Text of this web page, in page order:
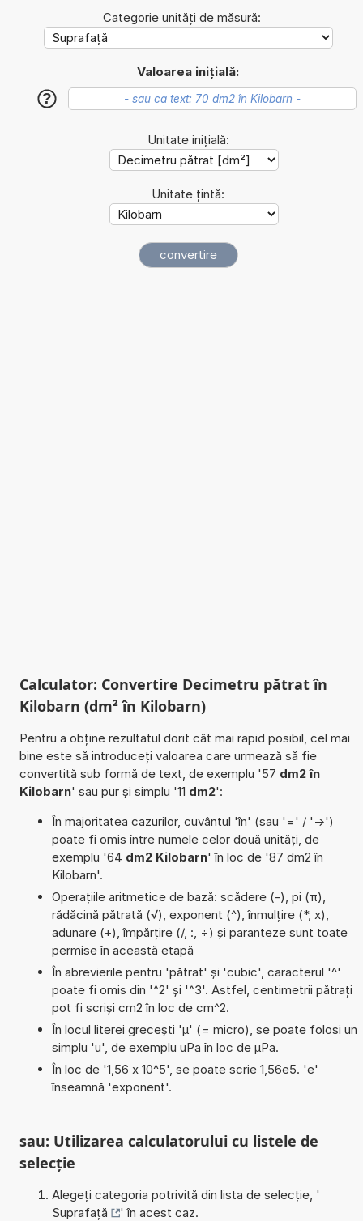
Categorie unități de măsură:
Valoarea inițială:
?
Unitate inițială:
Unitate țintă:
Calculator: Convertire Decimetru pătrat în
Kilobarn (dm² în Kilobarn)
Pentru a obține rezultatul dorit cât mai rapid posibil, cel mai
bine este să introduceți valoarea care urmează să fie
convertită sub formă de text, de exemplu '57 dm2 în
Kilobarn' sau pur și simplu '11 dm2':
În majoritatea cazurilor, cuvântul 'în' (sau '=' / '->')
poate fi omis între numele celor două unități, de
exemplu '64 dm2 Kilobarn' în loc de '87 dm2 în
Kilobarn'.
Operațiile aritmetice de bază: scădere (-), pi (π),
rădăcină pătrată (√), exponent (^), înmulțire (*, x),
adunare (+), împărțire (/, :, ÷) și paranteze sunt toate
permise în această etapă
În abrevierile pentru 'pătrat' și 'cubic', caracterul '^'
poate fi omis din '^2' și '^3'. Astfel, centimetrii pătrați
pot fi scriși cm2 în loc de cm^2.
În locul literei grecești 'µ' (= micro), se poate folosi un
simplu 'u', de exemplu uPa în loc de µPa.
În loc de '1,56 x 10^5', se poate scrie 1,56e5. 'e'
înseamnă 'exponent'.
sau: Utilizarea calculatorului cu listele de
selecție
Alegeți categoria potrivită din lista de selecție, '
Suprafață
' în acest caz.